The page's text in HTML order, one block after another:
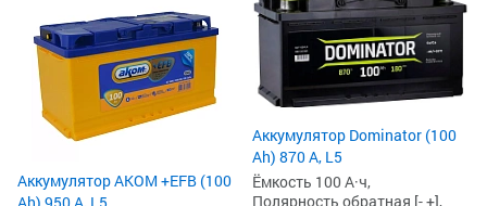
Аккумулятор AKOM +EFB (100
Аккумулятор Dominator (100
Ah) 870 А, L5
Ёмкость 100 А·ч,
Полярность обратная [- +],